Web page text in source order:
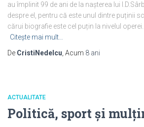
au împlinit 99 de ani de la nașterea lui
despre el, pentru că este unul dintre puținii
cărui biografie este cel puțin la nivelul operei.
Citește mai mult…
De CristiNedelcu , Acum 8 ani
ACTUALITATE
Politică, sport și